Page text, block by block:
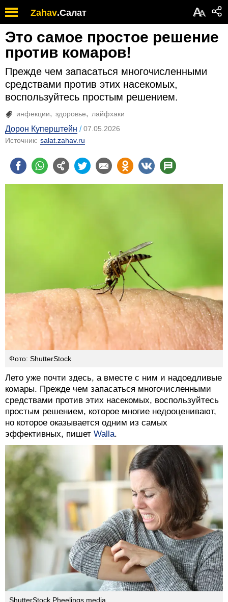
Zahav.Салат АА
Это самое простое решение
против комаров!
Прежде чем запасаться многочисленными
средствами против этих насекомых,
воспользуйтесь простым решением.
инфекции здоровье лайфхаки
Дорон Куперштейн
07.05.2026
Источник: salat.zahav.ru
Фото: ShutterStock
Лето уже почти здесь, а вместе с ним и надоедливые
комары. Прежде чем запасаться многочисленными
средствами против этих насекомых, воспользуйтесь
простым решением, которое многие недооценивают,
но которое оказывается одним из самых
эффективных, пишет Walla.
ShutterStock Pheelings media